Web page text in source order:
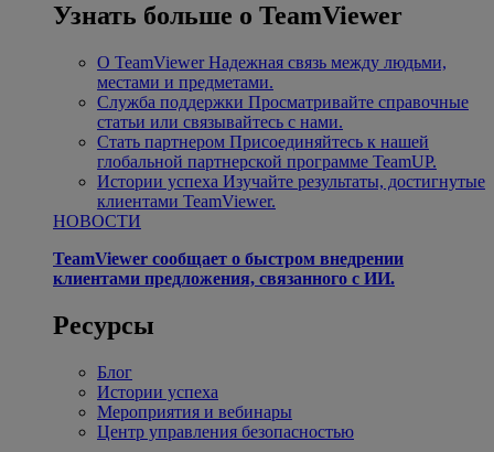
Узнать больше о TeamViewer
О TeamViewer Надежная связь между людьми,
местами и предметами.
Служба поддержки Просматривайте справочные
статьи или связывайтесь с нами.
Стать партнером Присоединяйтесь к нашей
глобальной партнерской программе TeamUP.
Истории успеха Изучайте результаты, достигнутые
клиентами TeamViewer.
НОВОСТИ
TeamViewer сообщает о быстром внедрении
клиентами предложения, связанного с ИИ.
Ресурсы
Блог
Истории успеха
Мероприятия и вебинары
Центр управления безопасностью